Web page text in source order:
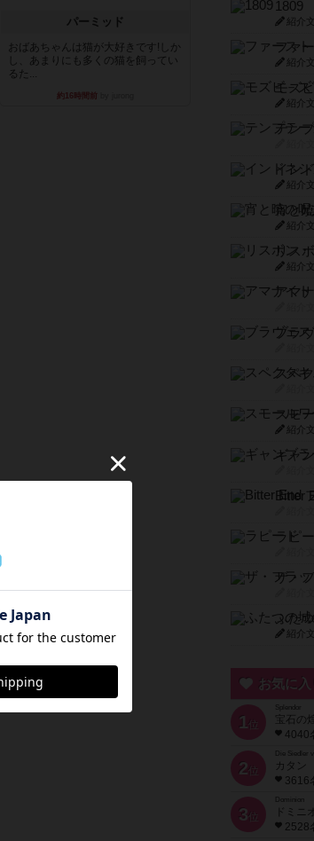
パーミッド
おばあちゃんは猫が大好きです!しか
し、あまりにも多くの猫を飼ってい
るた...
約16時間前
1809
紹介
紹介
モズ
紹介
テン
イン
紹介
宵と
紹介
リス
紹介
アマ
ブラ
スペ
スモ
紹介
ギャ
ラピ
ザ・
ふた
紹介
お気に
1 位
宝石の
4040
2 位
Die Siedler
カタン
3616
3 位
ドミニ
2528